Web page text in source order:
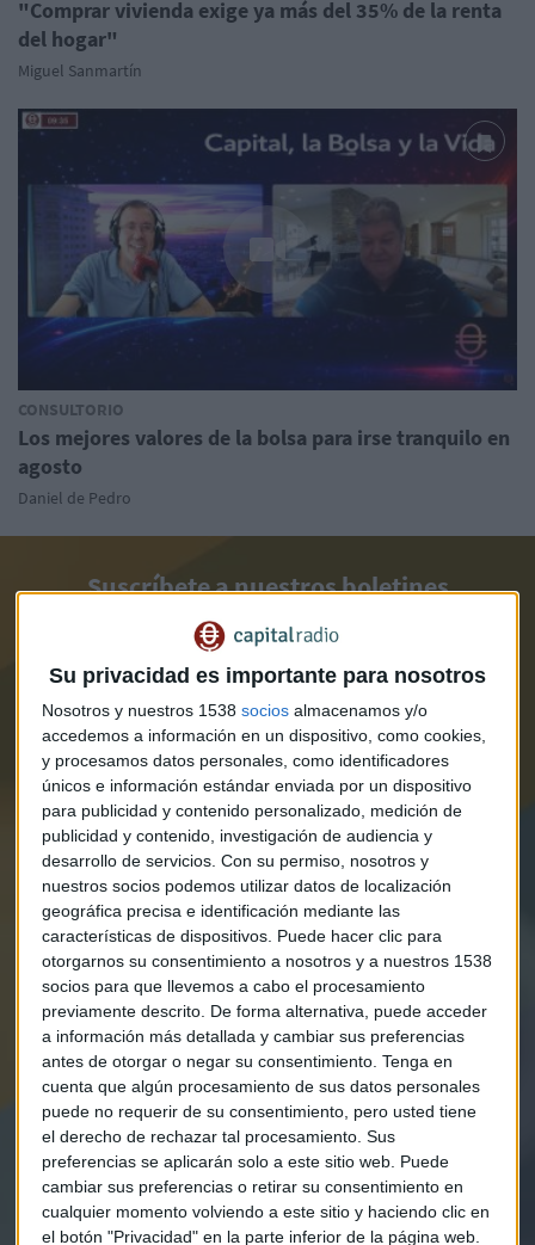
Su privacidad es importante para nosotros
Nosotros y nuestros 1538 socios almacenamos y/o
accedemos a información en un dispositivo, como cookies,
y procesamos datos personales, como identificadores
únicos e información estándar enviada por un dispositivo
para publicidad y contenido personalizado, medición de
publicidad y contenido, investigación de audiencia y
desarrollo de servicios. Con su permiso, nosotros y
nuestros socios podemos utilizar datos de localización
geográfica precisa e identificación mediante las
características de dispositivos. Puede hacer clic para
otorgarnos su consentimiento a nosotros y a nuestros 1538
socios para que llevemos a cabo el procesamiento
previamente descrito. De forma alternativa, puede acceder
a información más detallada y cambiar sus preferencias
antes de otorgar o negar su consentimiento. Tenga en
cuenta que algún procesamiento de sus datos personales
puede no requerir de su consentimiento, pero usted tiene
el derecho de rechazar tal procesamiento. Sus
preferencias se aplicarán solo a este sitio web. Puede
cambiar sus preferencias o retirar su consentimiento en
cualquier momento volviendo a este sitio y haciendo clic en
el botón "Privacidad" en la parte inferior de la página web.
"Comprar vivienda exige ya más del 35% de la renta
del hogar"
Miguel Sanmartín
CONSULTORIO
Los mejores valores de la bolsa para irse tranquilo en
agosto
Daniel de Pedro
Suscríbete a nuestros boletines
Te enviaremos las noticias más importantes del día
Elige los boletines a los que suscribirte*